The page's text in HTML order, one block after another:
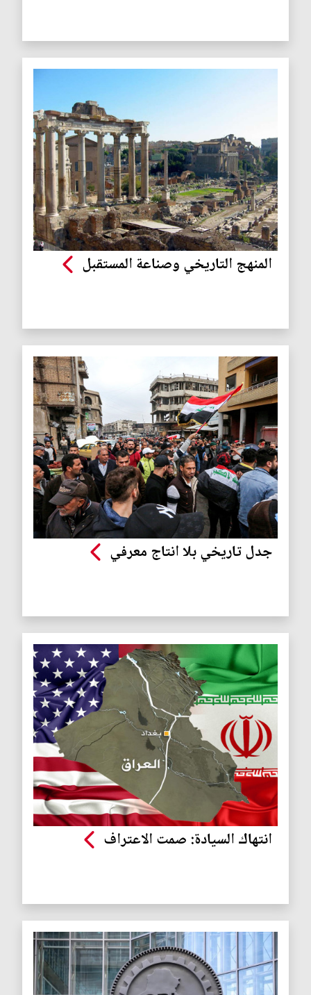
المنهج التاريخي وصناعة المستقبل
جدل تاريخي بلا انتاج معرفي
انتهاك السيادة: صمت الاعتراف